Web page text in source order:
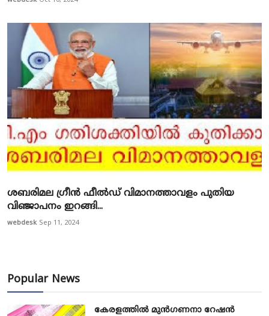
ശബരിമല ഗ്രീൻ ഫീൽഡ് വിമാനത്താവളം പുതിയ
വിഞ്ജാപനം ഇറങ്ങി...
webdesk Sep 11, 2024
Popular News
കേരളത്തിൽ മുൻഗണനാ റേഷൻ